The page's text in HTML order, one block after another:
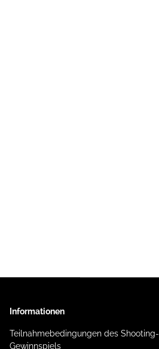
Informationen
Teilnahmebedingungen des Shooting-
Gewinnspiels